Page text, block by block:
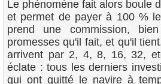
Le phénomène fait alors boule
et permet de payer à 100 %
prend une commission,
promesses qu'il fait, et qu'il
arrivent par 2, 4, 8, 16, 32,
éclate : tous les derniers
qui ont quitté le navire à